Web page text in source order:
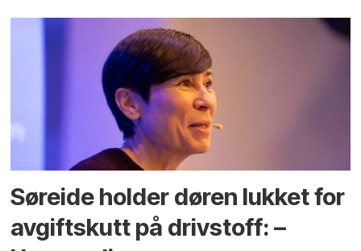
Søreide holder døren lukket for
avgiftskutt på drivstoff: –